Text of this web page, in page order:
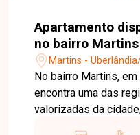
Apartamento
no bairro
Martins -
No bairro Martins,
encontra uma das
valorizadas da